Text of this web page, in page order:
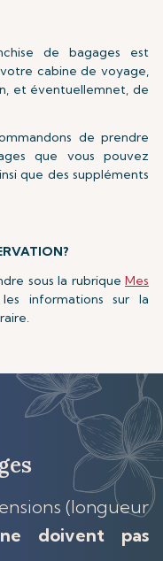
de bagages est
cabine de voyage,
et éventuellemnet, de
de prendre
que vous pouvez
que des suppléments
sous la rubrique Mes
informations sur la
(longueur
ne doivent pas